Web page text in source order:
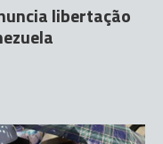
libertação